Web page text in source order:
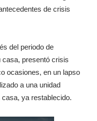
de crisis
del periodo de
presentó crisis
ocasiones, en un lapso
a una unidad
ya restablecido.